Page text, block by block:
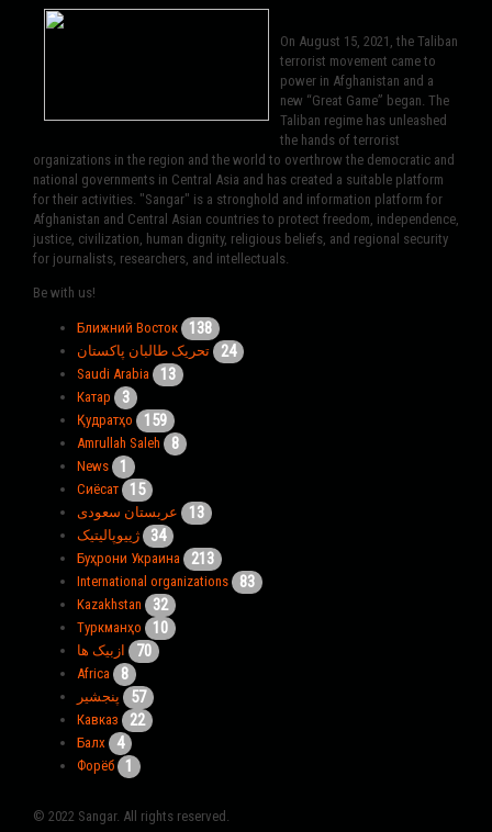
On August 15, 2021, the Taliban
terrorist movement came to
power in Afghanistan and a
new “Great Game” began. The
Taliban regime has unleashed
the hands of terrorist
organizations in the region and the world to overthrow the democratic and
national governments in Central Asia and has created a suitable platform
for their activities. "Sangar" is a stronghold and information platform for
Afghanistan and Central Asian countries to protect freedom, independence,
justice, civilization, human dignity, religious beliefs, and regional security
for journalists, researchers, and intellectuals.
Be with us!
Ближний Восток 138
تحریک طالبان پاکستان 24
Saudi Arabia 13
Катар 3
Қудратҳо 159
Amrullah Saleh 8
News 1
Сиёсат 15
عربستان سعودی 13
ژییوپالیتیک 34
Буҳрони Украина 213
International organizations 83
Kazakhstan 32
Туркманҳо 10
ازبیک ها 70
Africa 8
پنجشیر 57
Кавказ 22
Балх 4
Форёб 1
© 2022 Sangar. All rights reserved.